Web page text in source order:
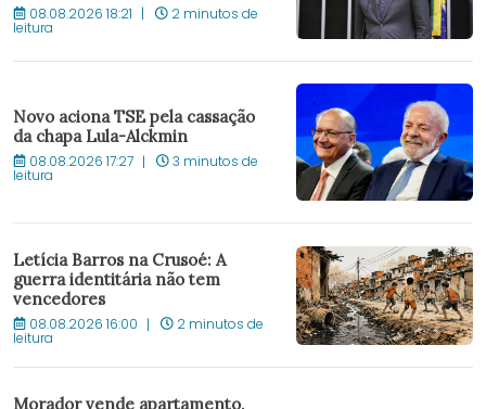
08.08.2026 18:21 2 minutos de
leitura
Novo aciona TSE pela cassação
da chapa Lula-Alckmin
08.08.2026 17:27 3 minutos de
leitura
Letícia Barros na Crusoé: A
guerra identitária não tem
vencedores
08.08.2026 16:00 2 minutos de
leitura
Morador vende apartamento,